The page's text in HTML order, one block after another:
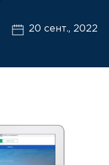
20 сент., 2022